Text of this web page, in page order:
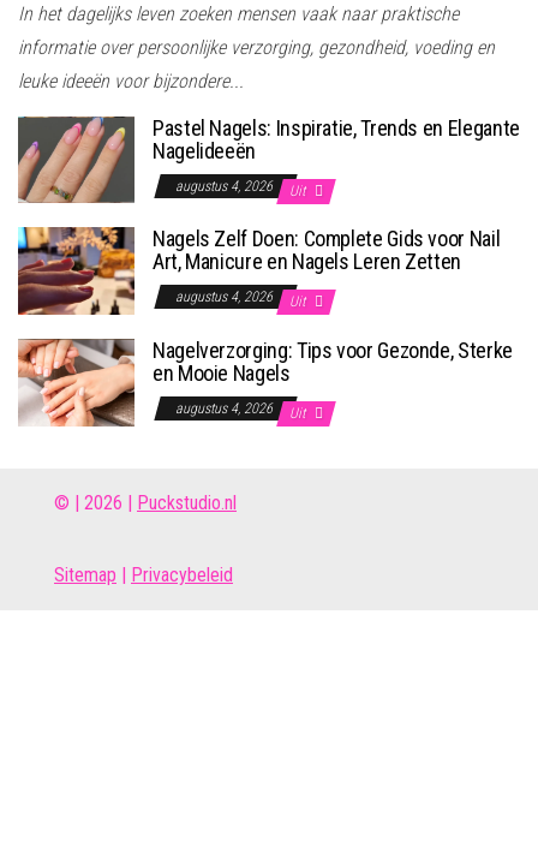
In het dagelijks leven zoeken mensen vaak naar praktische
informatie over persoonlijke verzorging, gezondheid, voeding en
leuke ideeën voor bijzondere...
Pastel Nagels: Inspiratie, Trends en Elegante
Nagelideeën
augustus 4, 2026 Uit
Nagels Zelf Doen: Complete Gids voor Nail
Art, Manicure en Nagels Leren Zetten
augustus 4, 2026 Uit
Nagelverzorging: Tips voor Gezonde, Sterke
en Mooie Nagels
augustus 4, 2026 Uit
© | 2026 | Puckstudio.nl
Sitemap | Privacybeleid